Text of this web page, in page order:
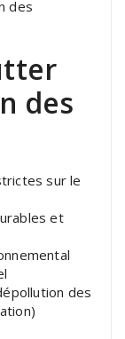
des
des
sur le
et
des